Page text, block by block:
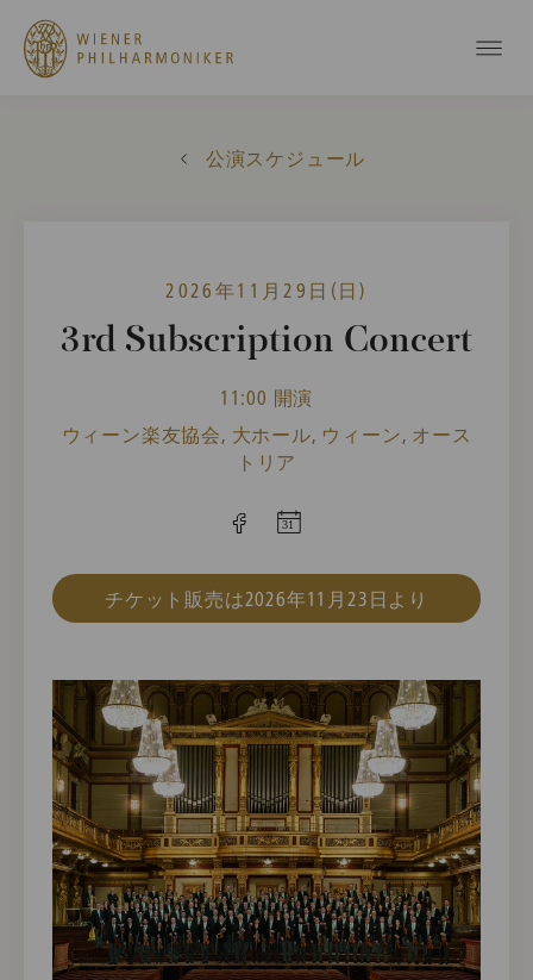
公演スケジュール
2026年11月29日(日)
3rd Subscription Concert
11:00 開演
ウィーン楽友協会, 大ホール, ウィーン, オース
トリア
チケット販売は2026年11月23日より